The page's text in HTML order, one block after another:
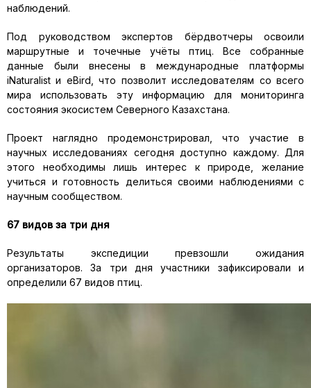
наблюдений.
Под руководством экспертов бёрдвотчеры освоили
маршрутные и точечные учёты птиц. Все собранные
данные были внесены в международные платформы
iNaturalist и eBird, что позволит исследователям со всего
мира использовать эту информацию для мониторинга
состояния экосистем Северного Казахстана.
Проект наглядно продемонстрировал, что участие в
научных исследованиях сегодня доступно каждому. Для
этого необходимы лишь интерес к природе, желание
учиться и готовность делиться своими наблюдениями с
научным сообществом.
67 видов за три дня
Результаты экспедиции превзошли ожидания
организаторов. За три дня участники зафиксировали и
определили 67 видов птиц.